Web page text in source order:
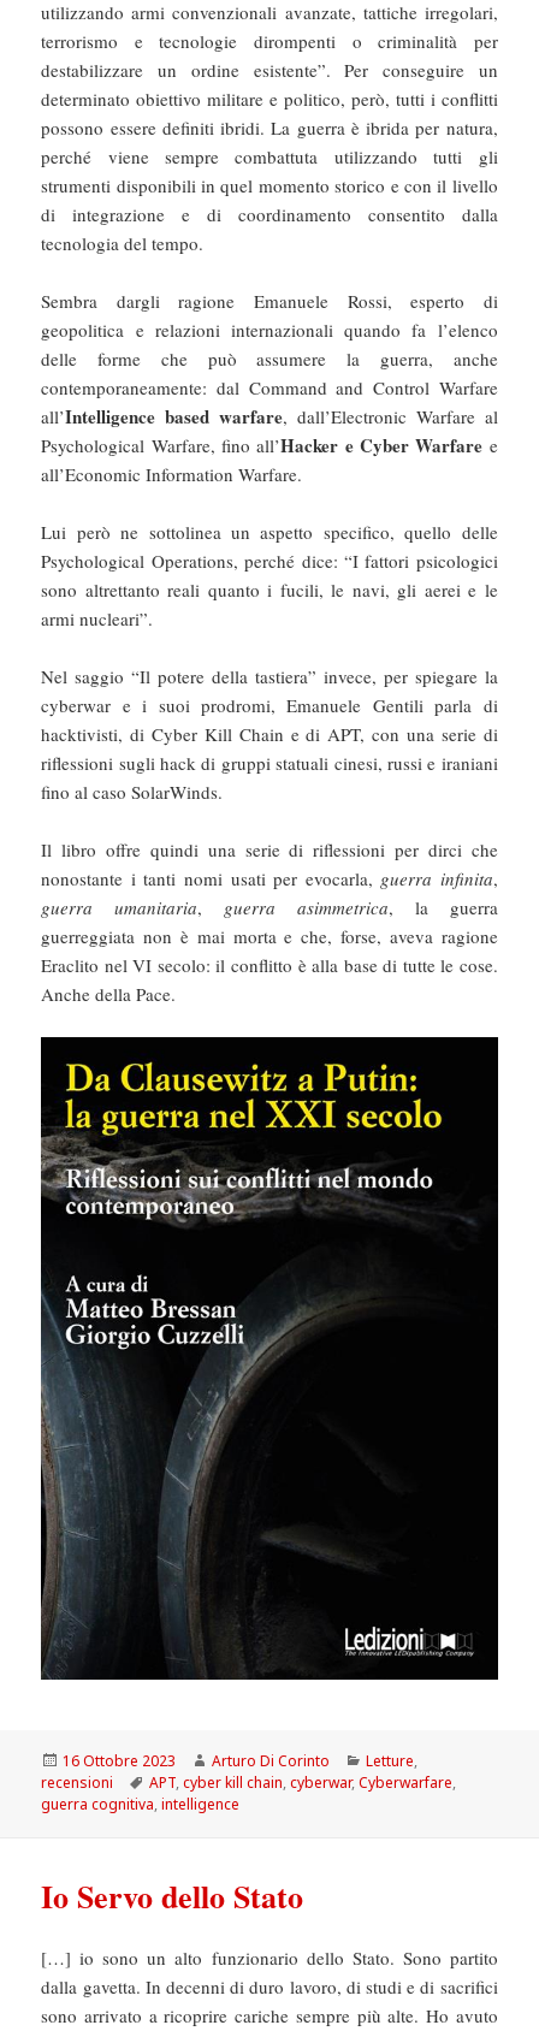
utilizzando armi convenzionali avanzate, tattiche irregolari,
terrorismo e tecnologie dirompenti o criminalità per
destabilizzare un ordine esistente”. Per conseguire un
determinato obiettivo militare e politico, però, tutti i conflitti
possono essere definiti ibridi. La guerra è ibrida per natura,
perché viene sempre combattuta utilizzando tutti gli
strumenti disponibili in quel momento storico e con il livello
di integrazione e di coordinamento consentito dalla
tecnologia del tempo.
Sembra dargli ragione Emanuele Rossi, esperto di
geopolitica e relazioni internazionali quando fa l’elenco
delle forme che può assumere la guerra, anche
contemporaneamente: dal Command and Control Warfare
all’Intelligence based warfare, dall’Electronic Warfare al
Psychological Warfare, fino all’Hacker e Cyber Warfare e
all’Economic Information Warfare.
Lui però ne sottolinea un aspetto specifico, quello delle
Psychological Operations, perché dice: “I fattori psicologici
sono altrettanto reali quanto i fucili, le navi, gli aerei e le
armi nucleari”.
Nel saggio “Il potere della tastiera” invece, per spiegare la
cyberwar e i suoi prodromi, Emanuele Gentili parla di
hacktivisti, di Cyber Kill Chain e di APT, con una serie di
riflessioni sugli hack di gruppi statuali cinesi, russi e iraniani
fino al caso SolarWinds.
Il libro offre quindi una serie di riflessioni per dirci che
nonostante i tanti nomi usati per evocarla, guerra infinita,
guerra umanitaria, guerra asimmetrica, la guerra
guerreggiata non è mai morta e che, forse, aveva ragione
Eraclito nel VI secolo: il conflitto è alla base di tutte le cose.
Anche della Pace.
Scritto
il
16 Ottobre 2023 Autore
Arturo Di Corinto Categorie
Letture,
recensioni
Tag
APT,cyber kill chain,cyberwar,Cyberwarfare,
guerra cognitiva,intelligence
Io Servo dello Stato
[…] io sono un alto funzionario dello Stato. Sono partito
dalla gavetta. In decenni di duro lavoro, di studi e di sacrifici
sono arrivato a ricoprire cariche sempre più alte. Ho avuto